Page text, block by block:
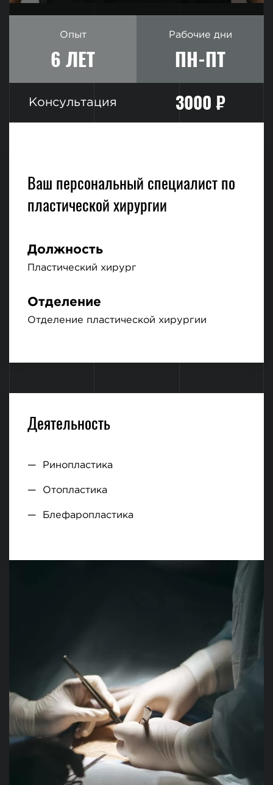
Опыт
6 ЛЕТ
Рабочие дни
ПН-ПТ
Консультация 3000 ₽
Ваш персональный специалист по
пластической хирургии
Должность
Пластический хирург
Отделение
Отделение пластической хирургии
Деятельность
Ринопластика
Отопластика
Блефаропластика